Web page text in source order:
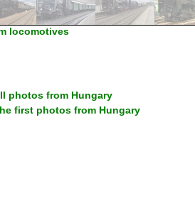
locomotives
photos from Hungary
first photos from Hungary